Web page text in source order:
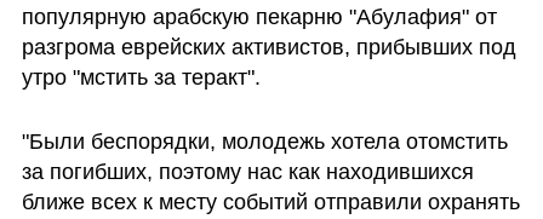
популярную арабскую пекарню "Абулафия" от
разгрома еврейских активистов, прибывших под
утро "мстить за теракт".
"Были беспорядки, молодежь хотела отомстить
за погибших, поэтому нас как находившихся
ближе всех к месту событий отправили охранять